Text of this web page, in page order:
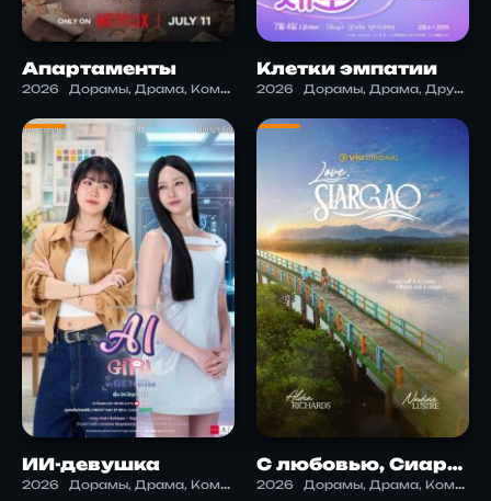
Апартаменты
2026 Дорамы, Драма, Комедия
Клетки эмпатии
2026 Дорамы, Драма, Дружба, Комедия, Романтика, Фэнтези
ИИ-девушка
2026 Дорамы, Драма, Комедия, Научная фантастика, Романтика
С любовью, Сиаргао
2026 Дорамы, Драма, Комедия, Романтика